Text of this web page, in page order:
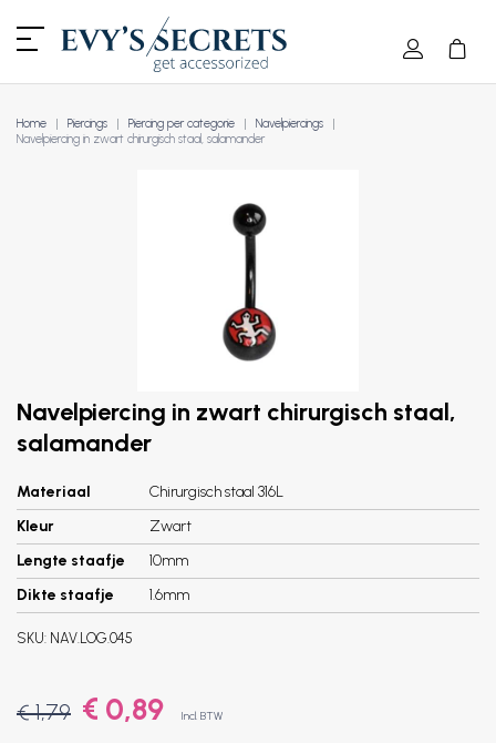
Home Piercings Piercing per categorie
Navelpiercings
Navelpiercing in zwart chirurgisch staal, salamander
Navelpiercing in zwart chirurgisch staal,
salamander
Materiaal
Chirurgisch staal 316L
Kleur
Zwart
Lengte staafje
10mm
Dikte staafje
1.6mm
SKU: NAV.LOG.045
€ 1,79 € 0,89 Incl. BTW